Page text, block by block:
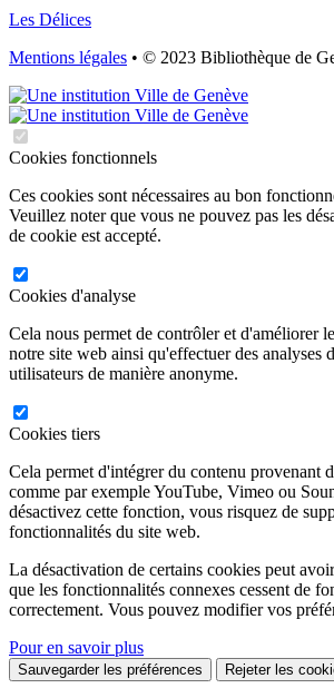
Les Délices
Mentions légales • © 2023 Bibliothèque de
Cookies fonctionnels
Ces cookies sont nécessaires au bon
Veuillez noter que vous ne pouvez pas les
de cookie est accepté.
Cookies d'analyse
Cela nous permet de contrôler et d'améliorer
notre site web ainsi qu'effectuer des analyses
utilisateurs de manière anonyme.
Cookies tiers
Cela permet d'intégrer du contenu provenant
comme par exemple YouTube, Vimeo ou
désactivez cette fonction, vous risquez de
fonctionnalités du site web.
La désactivation de certains cookies peut
que les fonctionnalités connexes cessent de
correctement. Vous pouvez modifier vos
Pour en savoir plus
Sauvegarder les préférences Rejeter les